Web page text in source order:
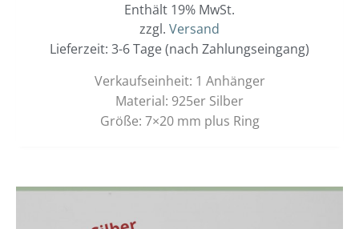
Enthält 19% MwSt.
zzgl. Versand
Lieferzeit: 3-6 Tage (nach Zahlungseingang)
Verkaufseinheit: 1 Anhänger
Material: 925er Silber
Größe: 7×20 mm plus Ring